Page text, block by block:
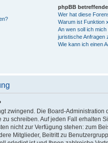
phpBB
Wer hat diese
Warum ist Funktion
An wen soll ich
juristische Anfragen
Wie kann ich einen
zwingend. Die Board-Administration
schreiben. Auf jeden Fall erhalten
nicht zur Verfügung stehen: zum
Mitglieder, Beitritt zu